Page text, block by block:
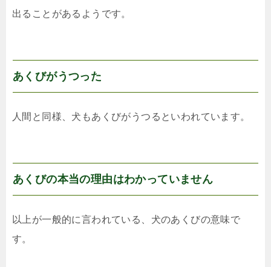
出ることがあるようです。
あくびがうつった
人間と同様、犬もあくびがうつるといわれています。
あくびの本当の理由はわかっていません
以上が一般的に言われている、犬のあくびの意味で
す。